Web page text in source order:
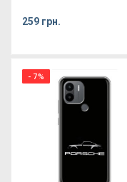
259 грн.
- 7%